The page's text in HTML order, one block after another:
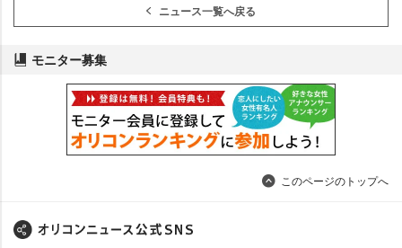
ニュース一覧へ戻る
モニター募集
このページのトップへ